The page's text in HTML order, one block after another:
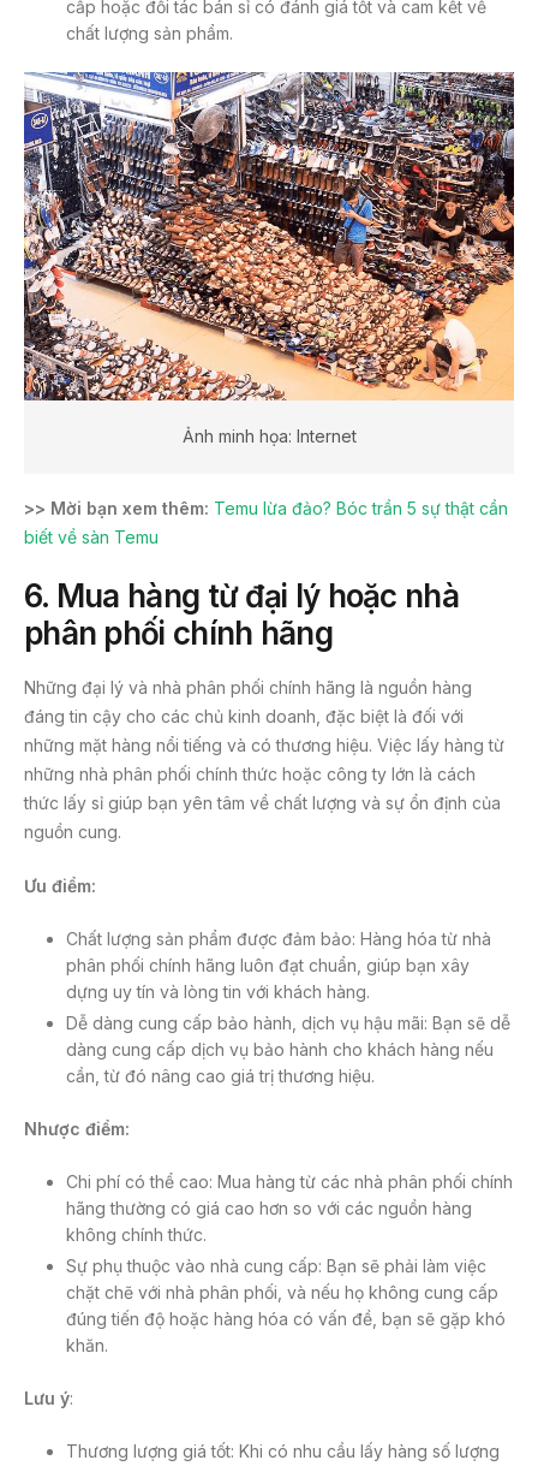
cấp hoặc đối tác bán sỉ có đánh giá tốt và cam kết về
chất lượng sản phẩm.
Ảnh minh họa: Internet
>> Mời bạn xem thêm: Temu lừa đảo? Bóc trần 5 sự thật cần
biết về sàn Temu
6. Mua hàng từ đại lý hoặc nhà
phân phối chính hãng
Những đại lý và nhà phân phối chính hãng là nguồn hàng
đáng tin cậy cho các chủ kinh doanh, đặc biệt là đối với
những mặt hàng nổi tiếng và có thương hiệu. Việc lấy hàng từ
những nhà phân phối chính thức hoặc công ty lớn là cách
thức lấy sỉ giúp bạn yên tâm về chất lượng và sự ổn định của
nguồn cung.
Ưu điểm:
Chất lượng sản phẩm được đảm bảo: Hàng hóa từ nhà
phân phối chính hãng luôn đạt chuẩn, giúp bạn xây
dựng uy tín và lòng tin với khách hàng.
Dễ dàng cung cấp bảo hành, dịch vụ hậu mãi: Bạn sẽ dễ
dàng cung cấp dịch vụ bảo hành cho khách hàng nếu
cần, từ đó nâng cao giá trị thương hiệu.
Nhược điểm:
Chi phí có thể cao: Mua hàng từ các nhà phân phối chính
hãng thường có giá cao hơn so với các nguồn hàng
không chính thức.
Sự phụ thuộc vào nhà cung cấp: Bạn sẽ phải làm việc
chặt chẽ với nhà phân phối, và nếu họ không cung cấp
đúng tiến độ hoặc hàng hóa có vấn đề, bạn sẽ gặp khó
khăn.
Lưu ý:
Thương lượng giá tốt: Khi có nhu cầu lấy hàng số lượng